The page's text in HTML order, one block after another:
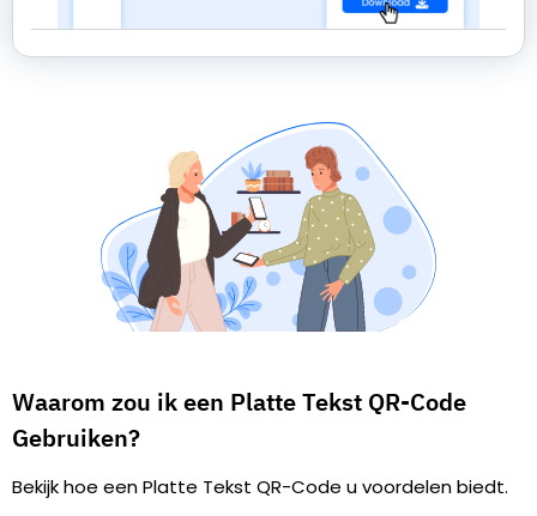
Waarom zou ik een Platte Tekst QR-Code
Gebruiken?
Bekijk hoe een Platte Tekst QR-Code u voordelen biedt.